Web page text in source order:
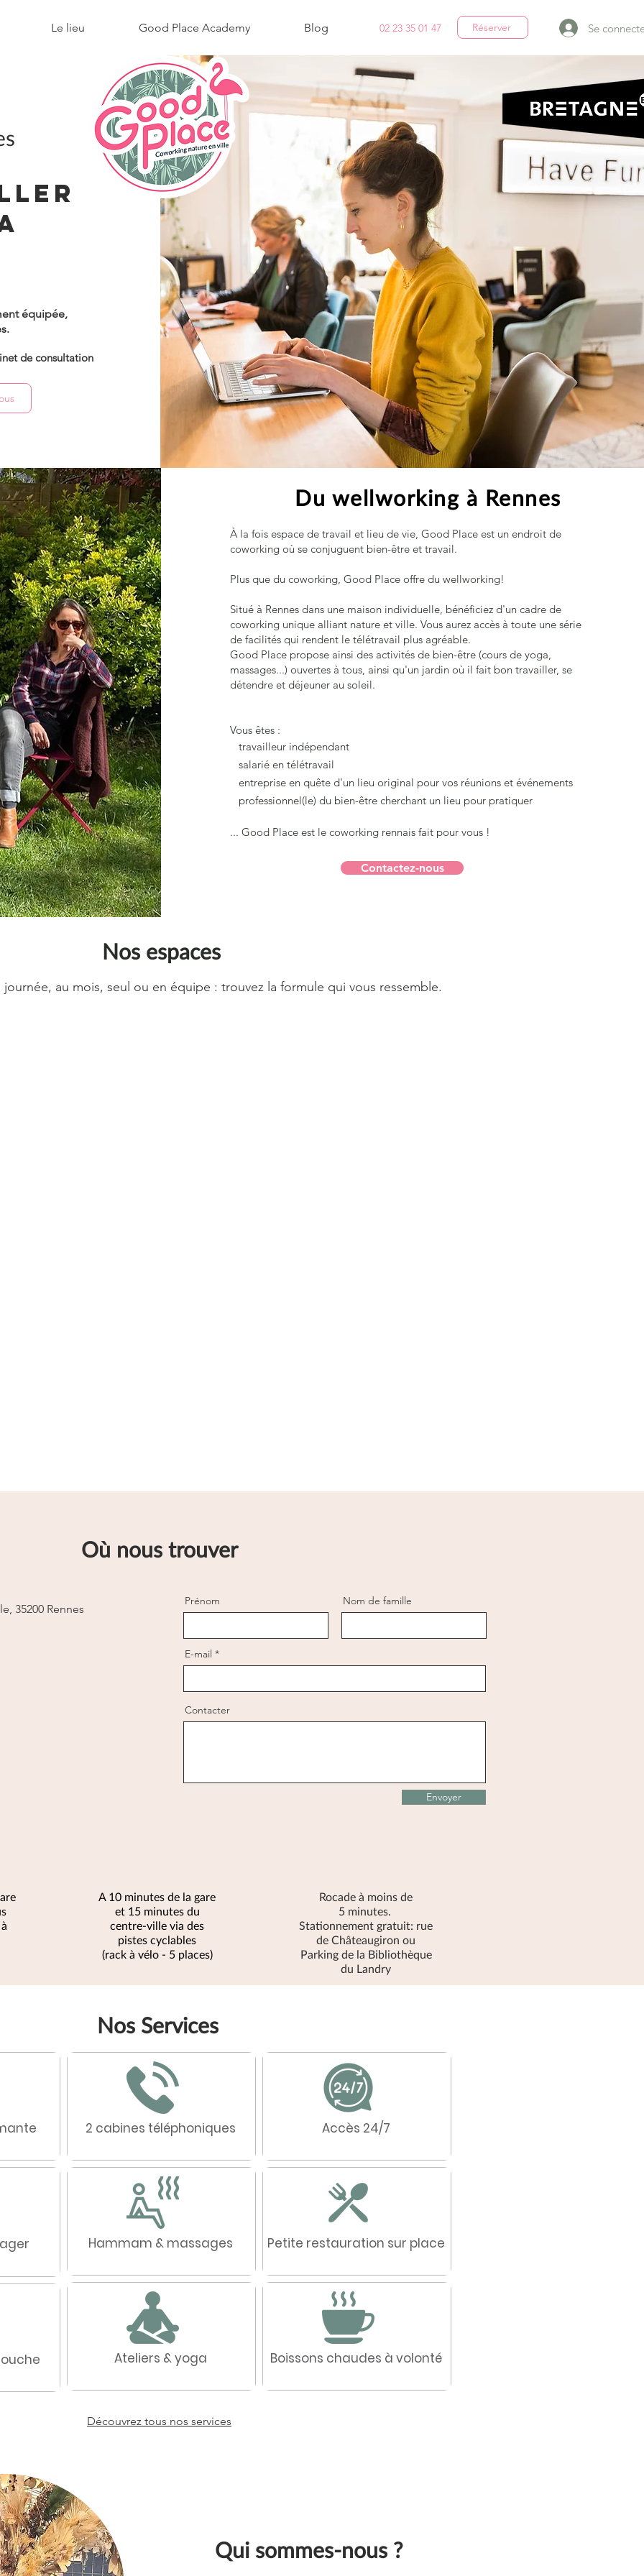
Le lieu Good Place Academy Blog 02 23 35 01 47 Réserver Se
équipée,
de consultation
Du wellworking à Rennes
À la fois espace de travail et lieu de vie, Good Place est un endroit de
coworking où se conjuguent bien-être et travail.
Plus que du coworking, Good Place offre du wellworking!​
Situé à Rennes dans une maison individuelle, bénéficiez d'un cadre de
coworking unique alliant nature et ville. Vous aurez accès à toute une série
de facilités qui rendent le télétravail plus agréable.
Good Place propose ainsi des activités de bien-être (cours de yoga,
massages...) ouvertes à tous, ainsi qu'un jardin où il fait bon travailler, se
détendre et déjeuner au soleil.
Vous êtes :
travailleur indépendant
salarié en télétravail
entreprise en quête d'un lieu original pour vos réunions et événements
professionnel(le) du bien-être cherchant un lieu pour pratiquer​
... Good Place est le coworking rennais fait pour vous !
Contactez-nous
Nos espaces
au mois, seul ou en équipe : trouvez la formule qui vous ressemble.
Où nous trouver
35200 Rennes
Prénom Nom de famille
E-mail
Contacter
Envoyer
A 10 minutes de la gare
et 15 minutes du
centre-ville via des
pistes cyclables
(rack à vélo - 5 places)
Rocade à moins de
5 minutes.
Stationnement gratuit: rue
de Châteaugiron ou
Parking de la Bibliothèque
du Landry
Nos Services
2 cabines téléphoniques
Hammam & massages
Ateliers & yoga
Accès 24/7
Petite restauration sur place
Boissons chaudes à volonté
Découvrez tous nos services
Qui sommes-nous ?